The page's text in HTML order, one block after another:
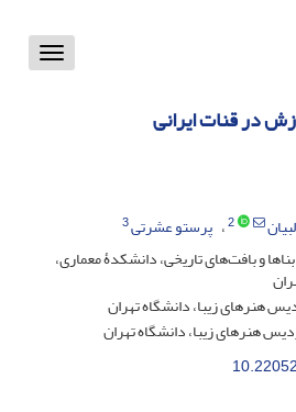
Toggle
در قنات ایرانی
2 پرستو عشرتی3
و بافت‌های تاریخی، دانشکدۀ معماری،
هنرهای زیبا، دانشگاه تهران
هنرهای زیبا، دانشگاه تهران